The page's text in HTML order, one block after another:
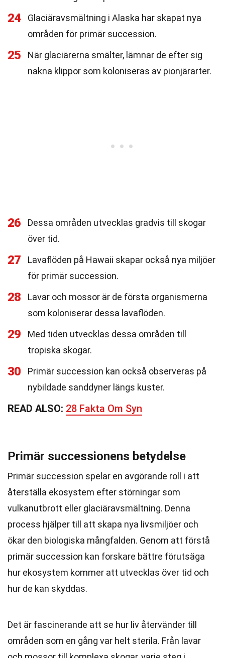
24
Glaciäravsmältning i Alaska har skapat nya
områden för primär succession.
25
När glaciärerna smälter, lämnar de efter sig
nakna klippor som koloniseras av pionjärarter.
26
Dessa områden utvecklas gradvis till skogar
över tid.
27
Lavaflöden på Hawaii skapar också nya miljöer
för primär succession.
28
Lavar och mossor är de första organismerna
som koloniserar dessa lavaflöden.
29
Med tiden utvecklas dessa områden till
tropiska skogar.
30
Primär succession kan också observeras på
nybildade sanddyner längs kuster.
READ ALSO: 28 Fakta Om Syn
Primär successionens betydelse
Primär succession spelar en avgörande roll i att
återställa ekosystem efter störningar som
vulkanutbrott eller glaciäravsmältning. Denna
process hjälper till att skapa nya livsmiljöer och
ökar den biologiska mångfalden. Genom att förstå
primär succession kan forskare bättre förutsäga
hur ekosystem kommer att utvecklas över tid och
hur de kan skyddas.
Det är fascinerande att se hur liv återvänder till
områden som en gång var helt sterila. Från lavar